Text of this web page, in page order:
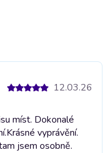
12.03.26
míst. Dokonalé
Krásné vyprávění.
jsem osobně.